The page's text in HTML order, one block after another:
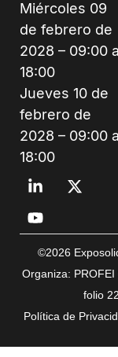
Miércoles 09
de febrero de
2028 – 09:00 a
18:00
Jueves 10 de
febrero de
2028 – 09:00 a
18:00
©2026
Organiza:
folio
Política de